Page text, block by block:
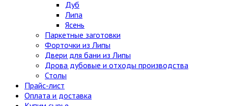
Дуб
Липа
Ясень
Паркетные заготовки
Форточки из Липы
Двери для бани из Липы
Дрова дубовые и отходы производства
Столы
Прайс-лист
Оплата и доставка